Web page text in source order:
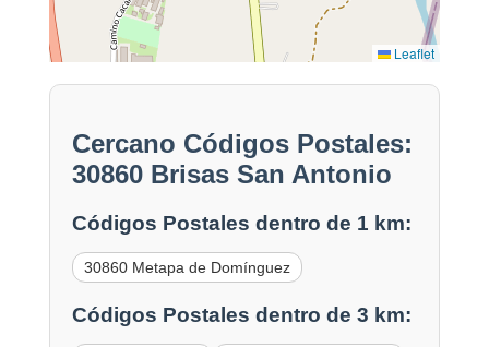
Leaflet
Cercano Códigos Postales:
30860 Brisas San Antonio
Códigos Postales dentro de 1 km:
30860 Metapa de Domínguez
Códigos Postales dentro de 3 km: